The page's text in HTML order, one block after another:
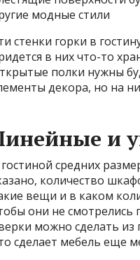
модные стили
стенки горки в
в них что-то
полки нужны
декора, но на
и
средних
количество
вещи и в каком
они не смотрелись
можно сделать из
сделает мебель еще